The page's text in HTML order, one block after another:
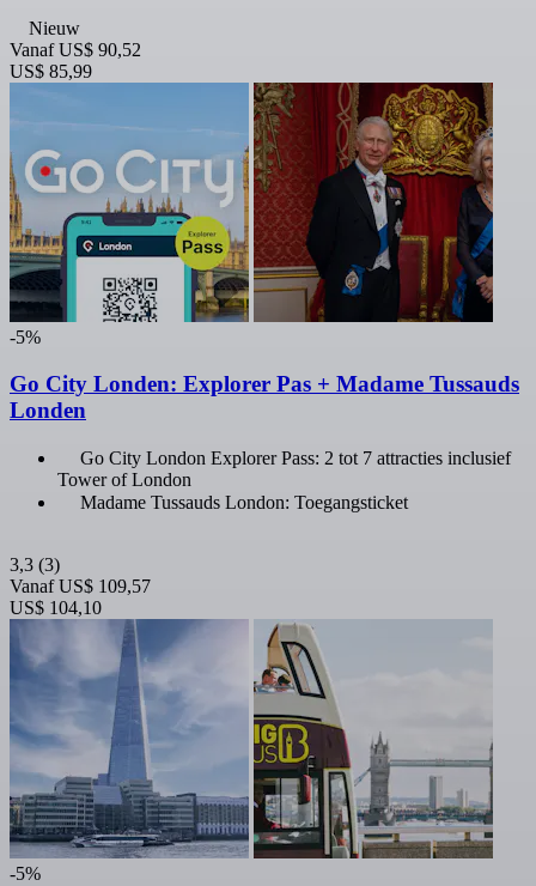
Nieuw
Vanaf US$ 90,52
US$ 85,99
-5%
Go City Londen: Explorer Pas + Madame Tussauds
Londen
Go City London Explorer Pass: 2 tot 7 attracties inclusief
Tower of London
Madame Tussauds London: Toegangsticket
3,3 (3)
Vanaf US$ 109,57
US$ 104,10
-5%